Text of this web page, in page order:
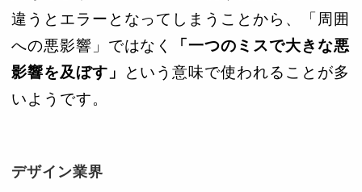
違うとエラーとなってしまうことから、「周囲
への悪影響」ではなく
「一つのミスで大きな悪
影響を及ぼす」
という意味で使われることが多
いようです。
デザイン業界